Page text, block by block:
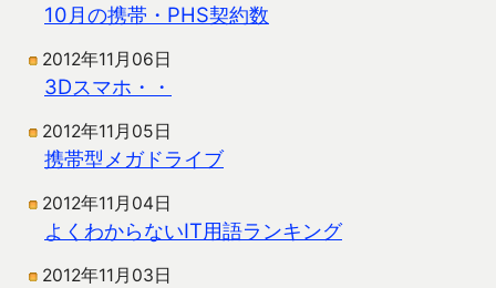
10月の携帯・PHS契約数
2012年11月06日
3Dスマホ・・
2012年11月05日
携帯型メガドライブ
2012年11月04日
よくわからないIT用語ランキング
2012年11月03日